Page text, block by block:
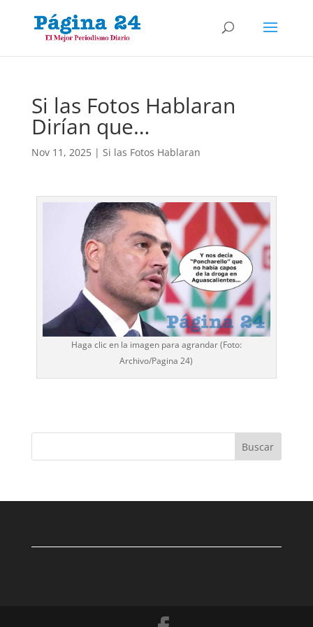
Si las Fotos Hablaran
Dirían que…
Nov 11, 2025| Si las Fotos Hablaran
Haga clic en la imagen para agrandar (Foto:
Archivo/Pagina 24)
Buscar